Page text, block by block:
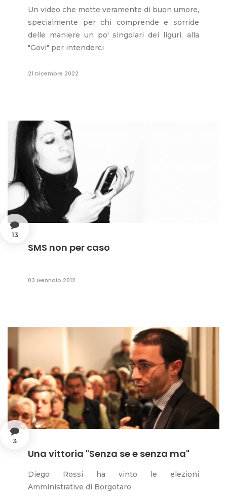
Un video che mette veramente di buon umore,
specialmente per chi comprende e sorride
delle maniere un po' singolari dei liguri, alla
"Govi" per intenderci
21 Dicembre 2022
13
SMS non per caso
03 Gennaio 2012
3
Una vittoria "Senza se e senza ma"
Diego Rossi ha vinto le elezioni
Amministrative di Borgotaro